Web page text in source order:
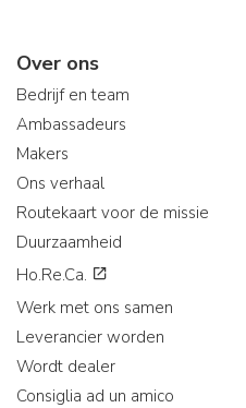
Over ons
Bedrijf en team
Ambassadeurs
Makers
Ons verhaal
Routekaart voor de missie
Duurzaamheid
Ho.Re.Ca.
Werk met ons samen
Leverancier worden
Wordt dealer
Consiglia ad un amico